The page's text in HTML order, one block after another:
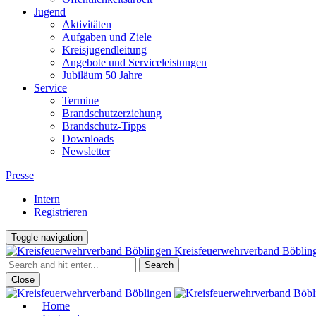
Jugend
Aktivitäten
Aufgaben und Ziele
Kreisjugendleitung
Angebote und Serviceleistungen
Jubiläum 50 Jahre
Service
Termine
Brandschutzerziehung
Brandschutz-Tipps
Downloads
Newsletter
Presse
Intern
Registrieren
Toggle navigation
Kreisfeuerwehrverband
Close
Home